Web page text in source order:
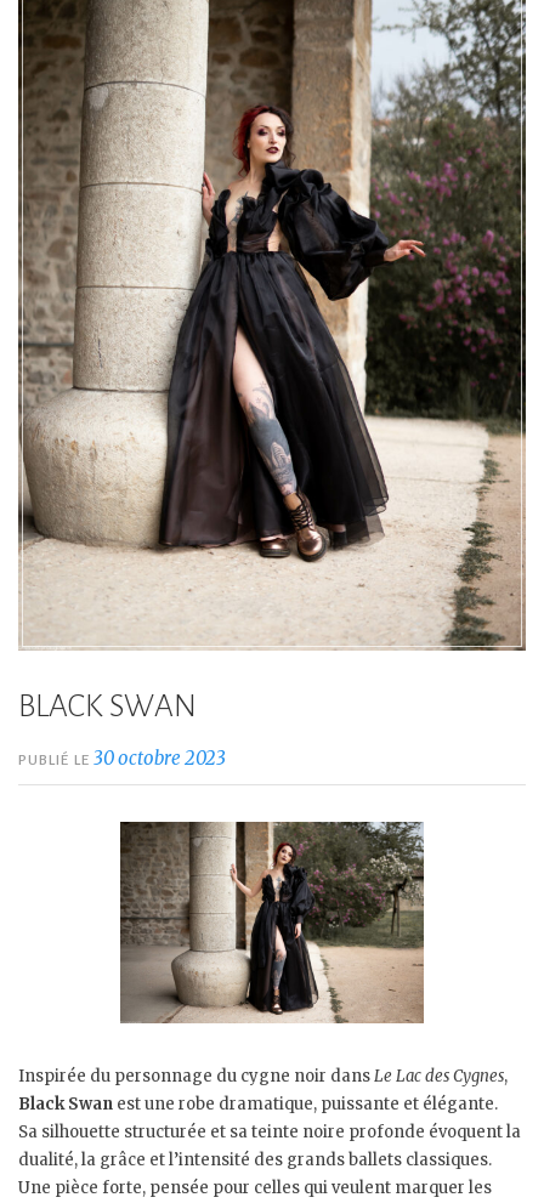
BLACK SWAN
PUBLIÉ LE 30 octobre 2023
Inspirée du personnage du cygne noir dansLe Lac des Cygnes,
Black Swan est une robe dramatique, puissante et élégante.
Sa silhouette structurée et sa teinte noire profonde évoquent la
dualité, la grâce et l’intensité des grands ballets classiques.
Une pièce forte, pensée pour celles qui veulent marquer les